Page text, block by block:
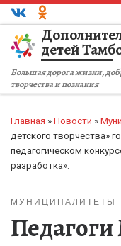
Перейти к
детей
Большая дорога жизни,
творчества и познания
Главная » Новости »
детского творчества»
педагогическом
разработка».
МУНИЦИПАЛИТЕТЫ